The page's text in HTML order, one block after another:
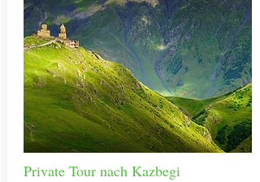
Private Tour nach Kazbegi